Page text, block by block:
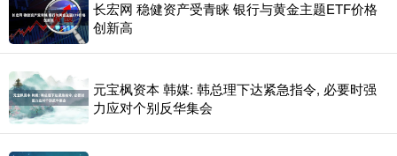
长宏网 稳健资产受青睐 银行与黄金主题ETF价格
创新高
元宝枫资本 韩媒: 韩总理下达紧急指令, 必要时强
力应对个别反华集会